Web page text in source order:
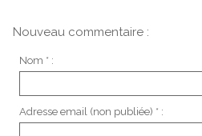
Nouveau commentaire :
Nom * :
Adresse email (non publiée) * :